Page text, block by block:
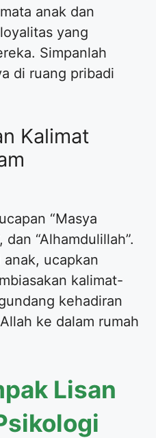
anak dan
yang
Simpanlah
di ruang pribadi
Kalimat
“Masya
dan “Alhamdulillah”.
ucapkan
kalimat-
kehadiran
ke dalam rumah
Lisan